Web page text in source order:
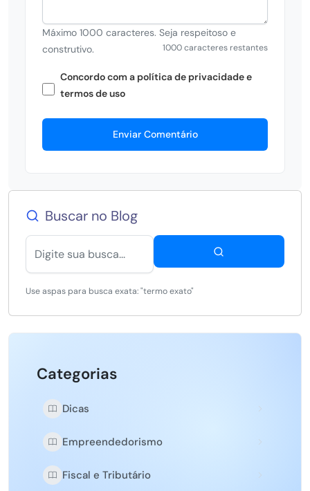
Máximo 1000 caracteres. Seja respeitoso e
construtivo.
1000 caracteres restantes
Concordo com a política de privacidade e
termos de uso
Enviar Comentário
Buscar no Blog
Use aspas para busca exata: "termo exato"
Categorias
Dicas
Empreendedorismo
Fiscal e Tributário